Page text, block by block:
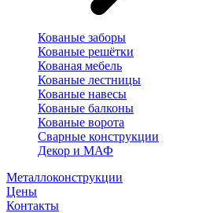
Кованые заборы
Кованые решётки
Кованая мебель
Кованые лестницы
Кованые навесы
Кованые балконы
Кованые ворота
Сварные конструкции
Декор и МАФ
Металлоконструкции
Цены
Контакты